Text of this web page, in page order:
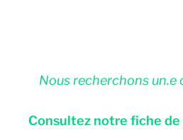
Nous recherchons un.e
Consultez notre fiche